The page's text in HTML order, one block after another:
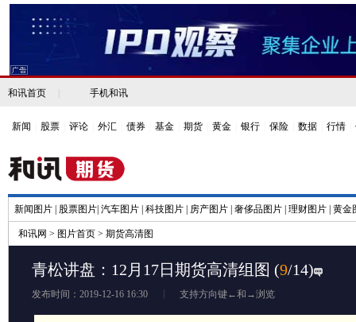
和讯首页 手机和讯
新闻 股票 评论 外汇 债券 基金 期货 黄金 银行 保险 数据 行情
新闻图片 股票图片 汽车图片 科技图片 房产图片 奢侈品图片 理财图片 黄金
和讯网 > 图片首页 > 期货高清图
青松讲盘：12月17日期货高清组图 (9/14)
发布时间：2019-12-16 16:30 支持方向键←和→浏览